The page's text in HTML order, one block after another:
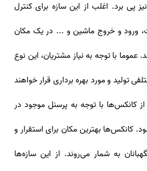
پی برد. اغلب از این سازه برای کنترل
ورود و خروج ماشین و ... در یک مکان
با توجه به نیاز مشتریان، این نوع
تولید و مورد بهره برداری قرار خواهند
کانکس‌ها با توجه به پرسنل موجود در
کانکس‌ها بهترین مکان برای استقرار و
به شمار می‌روند. از این سازه‌ها